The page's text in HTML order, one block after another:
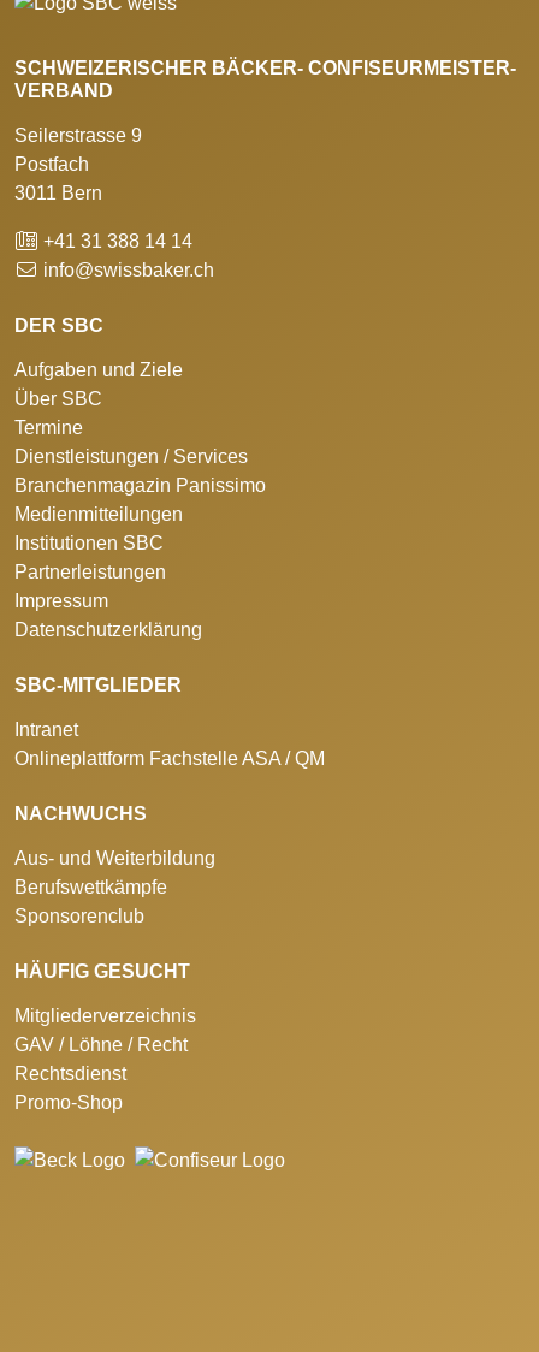
SCHWEIZERISCHER BÄCKER- CONFISEURMEISTER-
VERBAND
Seilerstrasse 9
Postfach
3011 Bern
+41 31 388 14 14
info@swissbaker.ch
DER SBC
Aufgaben und Ziele
Über SBC
Termine
Dienstleistungen / Services
Branchenmagazin Panissimo
Medienmitteilungen
Institutionen SBC
Partnerleistungen
Impressum
Datenschutzerklärung
SBC-MITGLIEDER
Intranet
Onlineplattform Fachstelle ASA / QM
NACHWUCHS
Aus- und Weiterbildung
Berufswettkämpfe
Sponsorenclub
HÄUFIG GESUCHT
Mitgliederverzeichnis
GAV / Löhne / Recht
Rechtsdienst
Promo-Shop